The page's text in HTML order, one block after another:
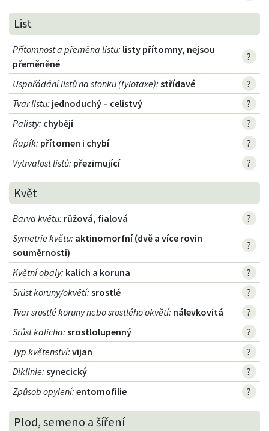
List
Přítomnost a přeměna listu: listy přítomny, nejsou
přeměněné
?
Uspořádání listů na stonku (fylotaxe): střídavé
?
Tvar listu: jednoduchý – celistvý
?
Palisty: chybějí
?
Řapík: přítomen i chybí
?
Vytrvalost listů: přezimující ?
Květ
Barva květu: růžová, fialová
?
Symetrie květu: aktinomorfní (dvě a více rovin
souměrnosti)
?
Květní obaly: kalich a koruna
?
Srůst koruny/okvětí: srostlé
?
Tvar srostlé koruny nebo srostlého okvětí: nálevkovitá
?
Srůst kalicha: srostlolupenný
?
Typ květenství: vijan
?
Diklinie: synecický
?
Způsob opylení: entomofilie ?
Plod, semeno a šíření